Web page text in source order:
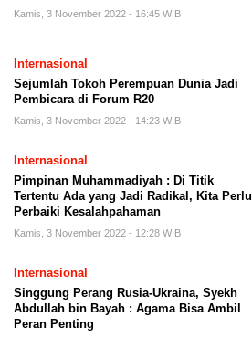
Kamis, 3 November 2022 - 16:45 WIB
Internasional
Sejumlah Tokoh Perempuan Dunia Jadi
Pembicara di Forum R20
Kamis, 3 November 2022 - 14:23 WIB
Internasional
Pimpinan Muhammadiyah : Di Titik
Tertentu Ada yang Jadi Radikal, Kita Perlu
Perbaiki Kesalahpahaman
Kamis, 3 November 2022 - 12:28 WIB
Internasional
Singgung Perang Rusia-Ukraina, Syekh
Abdullah bin Bayah : Agama Bisa Ambil
Peran Penting